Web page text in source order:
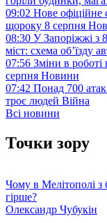
09:02 Нове офіційне
щороку 8 серпня
08:30 У Запоріжжі з
міст: схема об’їзду
07:56 Зміни в роботі
серпня Новини
07:42 Понад 700
троє людей Війна
Всі новини
Точки зору
Чому в Мелітополі з
гірше?
Олександр Чубукін